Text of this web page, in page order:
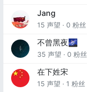
Jang
15 声望 · 0 粉丝
不曾黑夜🌌
35 声望 · 0 粉丝
在下姓宋
15 声望 · 1 粉丝